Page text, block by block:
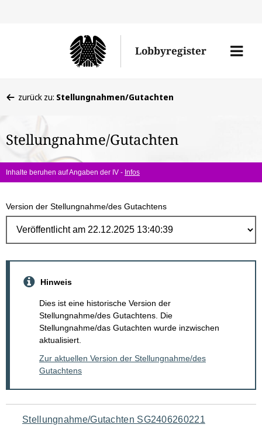
Lobbyregister
Menü
befinden
hier:
zurück zu: Stellungnahmen/Gutachten
Stellungnahme/Gutachten
Inhalte beruhen auf Angaben der IV - Infos
Version der Stellungnahme/des Gutachtens
Hinweis
Dies ist eine historische Version der
Stellungnahme/des Gutachtens. Die
Stellungnahme/das Gutachten wurde inzwischen
aktualisiert.
Zur aktuellen Version der Stellungnahme/des
Gutachtens
Navigation
Stellungnahme/Gutachten SG2406260221